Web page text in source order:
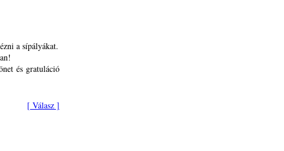
a sípályákat.
és gratuláció
[ Válasz ]